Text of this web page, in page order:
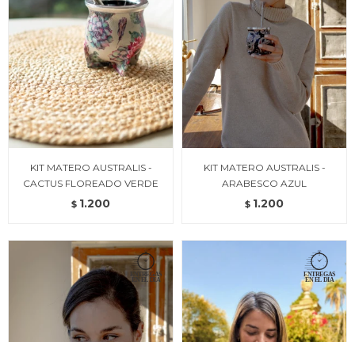
KIT MATERO AUSTRALIS -
CACTUS FLOREADO VERDE
$ 1.200
KIT MATERO AUSTRALIS -
ARABESCO AZUL
$ 1.200